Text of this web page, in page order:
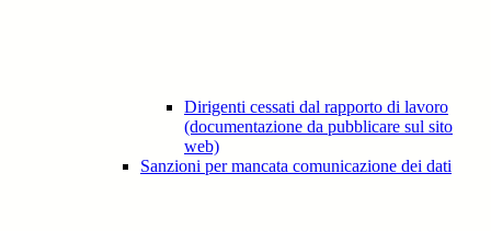
Dirigenti cessati dal rapporto di lavoro
(documentazione da pubblicare sul sito
web)
Sanzioni per mancata comunicazione dei dati